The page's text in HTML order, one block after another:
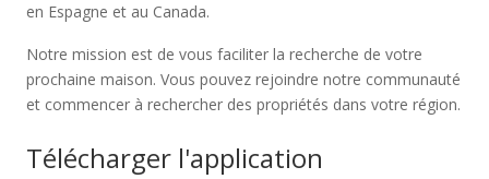
en Espagne et au Canada.
Notre mission est de vous faciliter la recherche de votre
prochaine maison. Vous pouvez rejoindre notre communauté
et commencer à rechercher des propriétés dans votre région.
Télécharger l'application